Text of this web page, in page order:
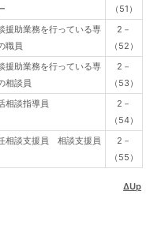
（51）
援助業務を行っている専
職員
2－
（52）
援助業務を行っている専
相談員
2－
（53）
相談指導員
2－
（54）
相談支援員 相談支援員
2－
（55）
ΔUp